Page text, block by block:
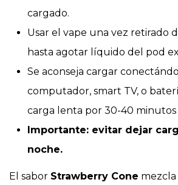
cargado.
Usar el vape una vez retirado
hasta agotar líquido del pod
Se aconseja cargar
computador, smart TV, o
carga lenta por 30-40 minutos
Importante: evitar dejar
noche.
El sabor Strawberry Cone